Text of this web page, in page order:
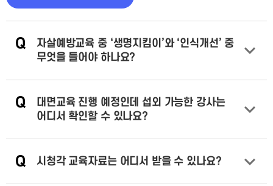
Q
자살예방교육 중 ‘생명지킴이’와 ‘인식개선’ 중
무엇을 들어야 하나요?
Q
대면교육 진행 예정인데 섭외 가능한 강사는
어디서 확인할 수 있나요?
Q 시청각 교육자료는 어디서 받을 수 있나요?